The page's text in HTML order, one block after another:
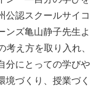
認スクールサイコ
ンズ亀山静子先生よ
え方を取り入れ、
分にとっての学びや
づくり、授業づく